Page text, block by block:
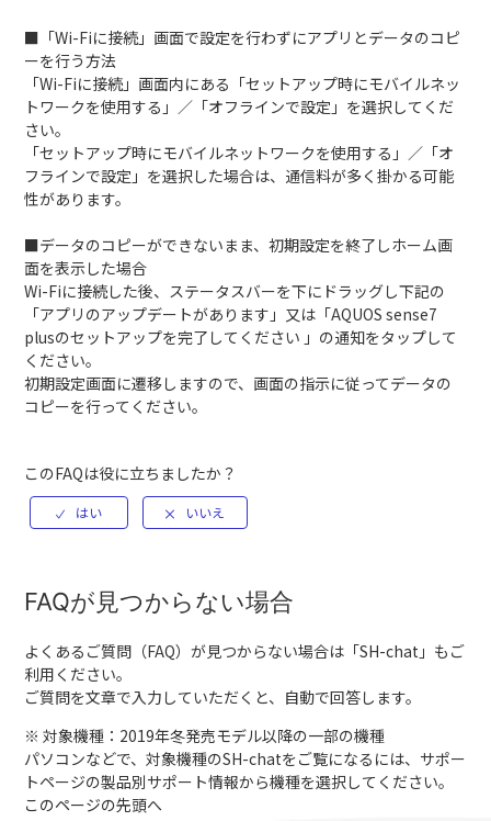
■「Wi-Fiに接続」画面で設定を行わずにアプリとデータのコピ
ーを行う方法
「Wi-Fiに接続」画面内にある「セットアップ時にモバイルネッ
トワークを使用する」／「オフラインで設定」を選択してくだ
さい。
「セットアップ時にモバイルネットワークを使用する」／「オ
フラインで設定」を選択した場合は、通信料が多く掛かる可能
性があります。
■データのコピーができないまま、初期設定を終了しホーム画
面を表示した場合
Wi-Fiに接続した後、ステータスバーを下にドラッグし下記の
「アプリのアップデートがあります」又は「AQUOS sense7
plusのセットアップを完了してください 」の通知をタップして
ください。
初期設定画面に遷移しますので、画面の指示に従ってデータの
コピーを行ってください。
このFAQは役に立ちましたか？
FAQが見つからない場合
よくあるご質問（FAQ）が見つからない場合は「SH-chat 」もご
利用ください。
ご質問を文章で入力していただくと、自動で回答します。
※ 対象機種：2019年冬発売モデル以降の一部の機種
パソコンなどで、対象機種のSH-chatをご覧になるには、サポー
トページの製品別サポート情報から機種を選択してください。
このページの先頭へ